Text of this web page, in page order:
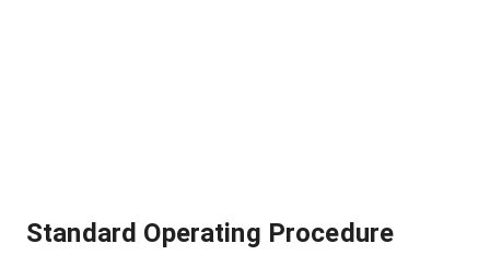
Standard Operating Procedure